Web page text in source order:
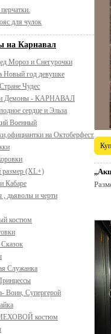
для чулок
на Карнавал
Мороз и Снегурочки
Новый год девушке
Чудес
Демоны - КАРНАВАЛ
сердце и Эльза
Военный
на Октоберфест.
размер (XL+)
Кабаре
дьяволы и черти
костюм
Сказок
Служанка
Воин, Супергерой
костюм